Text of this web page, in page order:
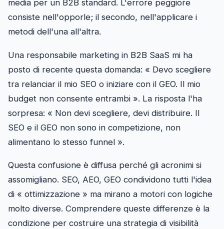
media per un B2B standard. L'errore peggiore
consiste nell'opporle; il secondo, nell'applicare i
metodi dell'una all'altra.
Una responsabile marketing in B2B SaaS mi ha
posto di recente questa domanda: « Devo scegliere
tra relanciar il mio SEO o iniziare con il GEO. Il mio
budget non consente entrambi ». La risposta l'ha
sorpresa: « Non devi scegliere, devi distribuire. Il
SEO e il GEO non sono in competizione, non
alimentano lo stesso funnel ».
Questa confusione è diffusa perché gli acronimi si
assomigliano. SEO, AEO, GEO condividono tutti l'idea
di « ottimizzazione » ma mirano a motori con logiche
molto diverse. Comprendere queste differenze è la
condizione per costruire una strategia di visibilità